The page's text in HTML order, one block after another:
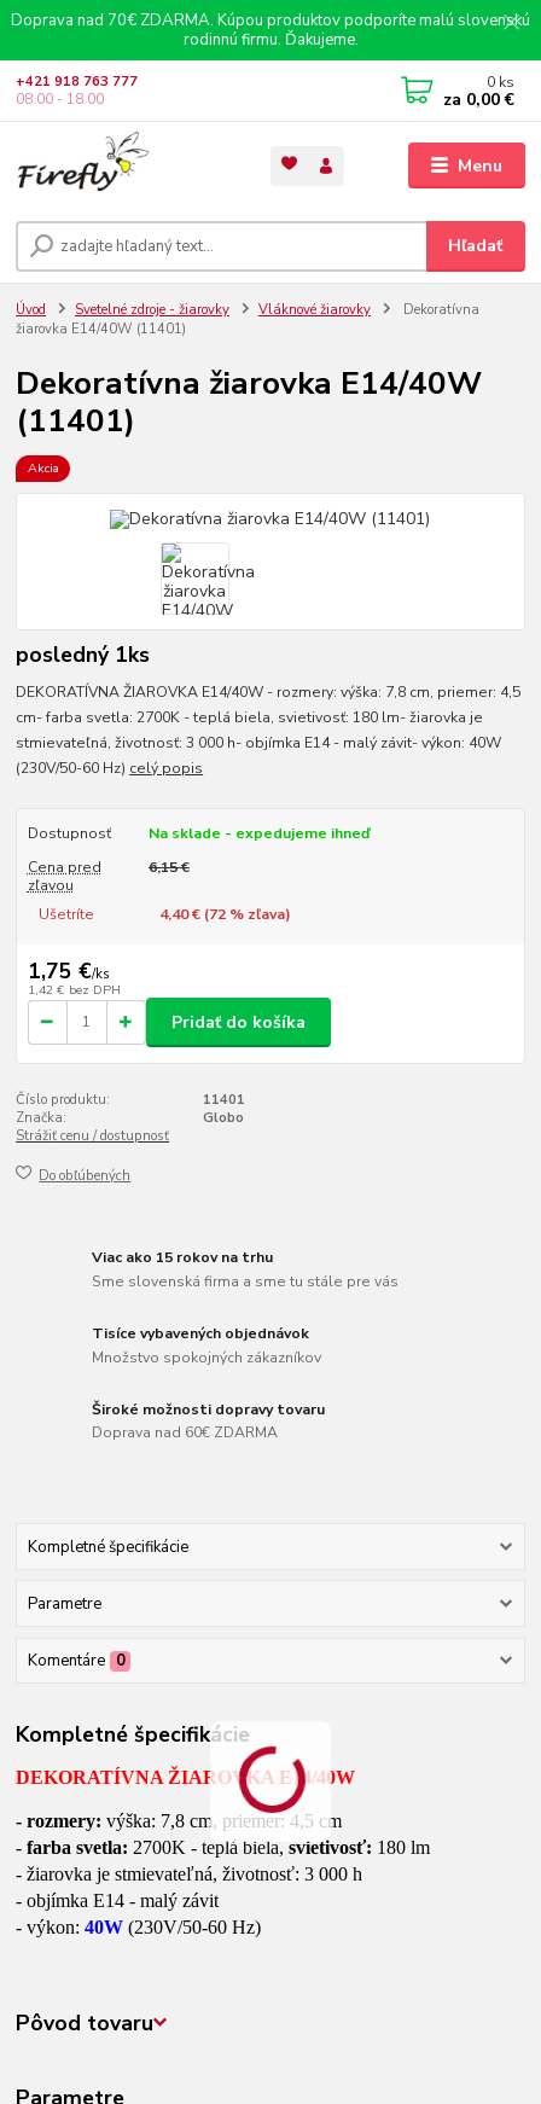
Doprava nad 70€ ZDARMA. Kúpou produktov podporíte malú slovenskú
rodinnú firmu. Ďakujeme.
Menu
Hľadať
+421 918 763 777
08.00 - 18.00
0 ks
za 0,00 €
Úvod Svetelné zdroje - žiarovky Vláknové žiarovky
Dekoratívna
žiarovka E14/40W (11401)
Dekoratívna žiarovka E14/40W
(11401)
Akcia
posledný 1ks
DEKORATÍVNA ŽIAROVKA E14/40W - rozmery: výška: 7,8 cm, priemer: 4,5
cm- farba svetla: 2700K - teplá biela, svietivosť: 180 lm- žiarovka je
stmievateľná, životnosť: 3 000 h- objímka E14 - malý závit- výkon: 40W
(230V/50-60 Hz) celý popis
Dostupnosť
Na sklade - expedujeme ihneď
Cena pred
zľavou
6,15 €
Ušetríte 4,40 € (72% zľava)
1,75 €/ks
1,42 € bez DPH
Pridať do košíka
Číslo produktu:
11401
Značka:
Globo
Strážiť cenu / dostupnosť
Do obľúbených
Viac ako 15 rokov na trhu
Sme slovenská firma a sme tu stále pre vás
Tisíce vybavených objednávok
Množstvo spokojných zákazníkov
Široké možnosti dopravy tovaru
Doprava nad 60€ ZDARMA
Kompletné špecifikácie
Parametre
Komentáre 0
Kompletné špecifikácie
DEKORATÍVNA ŽIAROVKA E14/40W
- rozmery: výška: 7,8 cm, priemer: 4,5 cm
-farba svetla: 2700K - teplá biela,svietivosť: 180 lm
- žiarovka je stmievateľná, životnosť: 3 000 h
- objímka E14 - malý závit
- výkon:40W (230V/50-60 Hz)
Pôvod tovaru
Parametre